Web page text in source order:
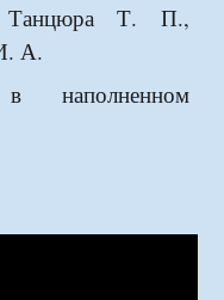
Т. П.,
А.
наполненном